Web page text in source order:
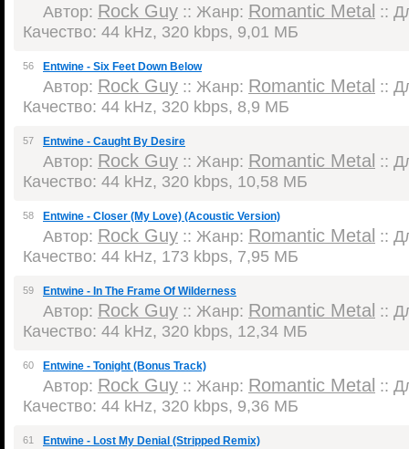
Автор: Rock Guy :: Жанр: Romantic Metal ::
Качество: 44 kHz, 320 kbps, 9,01 МБ
56 Entwine - Six Feet Down Below
Автор: Rock Guy :: Жанр: Romantic Metal ::
Качество: 44 kHz, 320 kbps, 8,9 МБ
57 Entwine - Caught By Desire
Автор: Rock Guy :: Жанр: Romantic Metal ::
Качество: 44 kHz, 320 kbps, 10,58 МБ
58 Entwine - Closer (My Love) (Acoustic Version)
Автор: Rock Guy :: Жанр: Romantic Metal ::
Качество: 44 kHz, 173 kbps, 7,95 МБ
59 Entwine - In The Frame Of Wilderness
Автор: Rock Guy :: Жанр: Romantic Metal ::
Качество: 44 kHz, 320 kbps, 12,34 МБ
60 Entwine - Tonight (Bonus Track)
Автор: Rock Guy :: Жанр: Romantic Metal ::
Качество: 44 kHz, 320 kbps, 9,36 МБ
61 Entwine - Lost My Denial (Stripped Remix)